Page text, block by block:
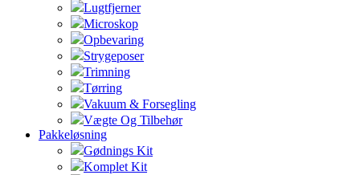
Lugtfjerner
Microskop
Opbevaring
Strygeposer
Trimning
Tørring
Vakuum & Forsegling
Vægte Og Tilbehør
Pakkeløsning
Gødnings Kit
Komplet Kit